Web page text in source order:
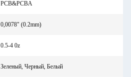
PCB&PCBA
0,0078" (0.2mm)
0.5-4 0z
Зеленый, Черный, Белый